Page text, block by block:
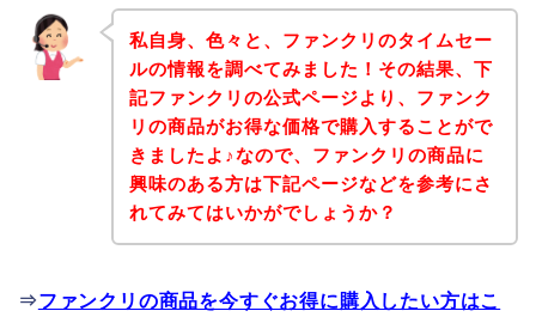
私自身、色々と、ファンクリのタイムセー
ルの情報を調べてみました！その結果、下
記ファンクリの公式ページより、ファンク
リの商品がお得な価格で購入することがで
きましたよ♪なので、ファンクリの商品に
興味のある方は下記ページなどを参考にさ
れてみてはいかがでしょうか？
⇒ファンクリの商品を今すぐお得に購入したい方はこ